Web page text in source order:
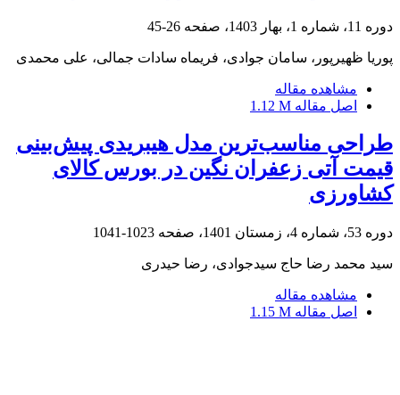
دوره 11، شماره 1، بهار 1403، صفحه 26-45
پوریا ظهیرپور، سامان جوادی، فریماه سادات جمالی، علی محمدی
مشاهده مقاله
اصل مقاله 1.12 M
طراحی مناسب‌ترین مدل هیبریدی پیش‌بینی
قیمت آتی زعفران نگین در بورس کالای
کشاورزی
دوره 53، شماره 4، زمستان 1401، صفحه 1023-1041
سید محمد رضا حاج سیدجوادی، رضا حیدری
مشاهده مقاله
اصل مقاله 1.15 M